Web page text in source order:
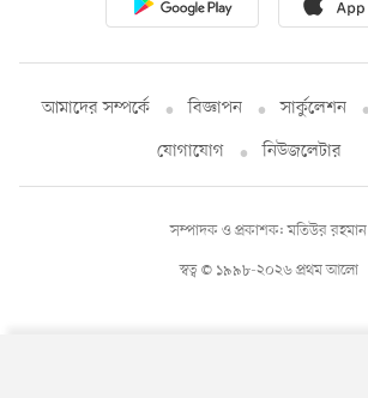
আমাদের সম্পর্কে বিজ্ঞাপন সার্কুলেশন
যোগাযোগ
নিউজলেটার
স্বত্ব © ১৯৯৮-২০২৬ প্রথম আলো
সম্পাদক ও প্রকাশক: মতিউর রহমান